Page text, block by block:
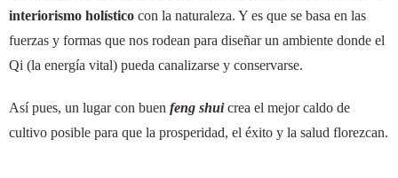
interiorismo holístico con la naturaleza. Y es que se basa en las
fuerzas y formas que nos rodean para diseñar un ambiente donde el
Qi (la energía vital) pueda canalizarse y conservarse.
Así pues, un lugar con buen feng shuicrea el mejor caldo de
cultivo posible para que la prosperidad, el éxito y la salud florezcan.